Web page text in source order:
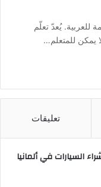
مترجمة للعربية. يُعدّ تعلّم
يمكن للمتعلم…
تعليقات